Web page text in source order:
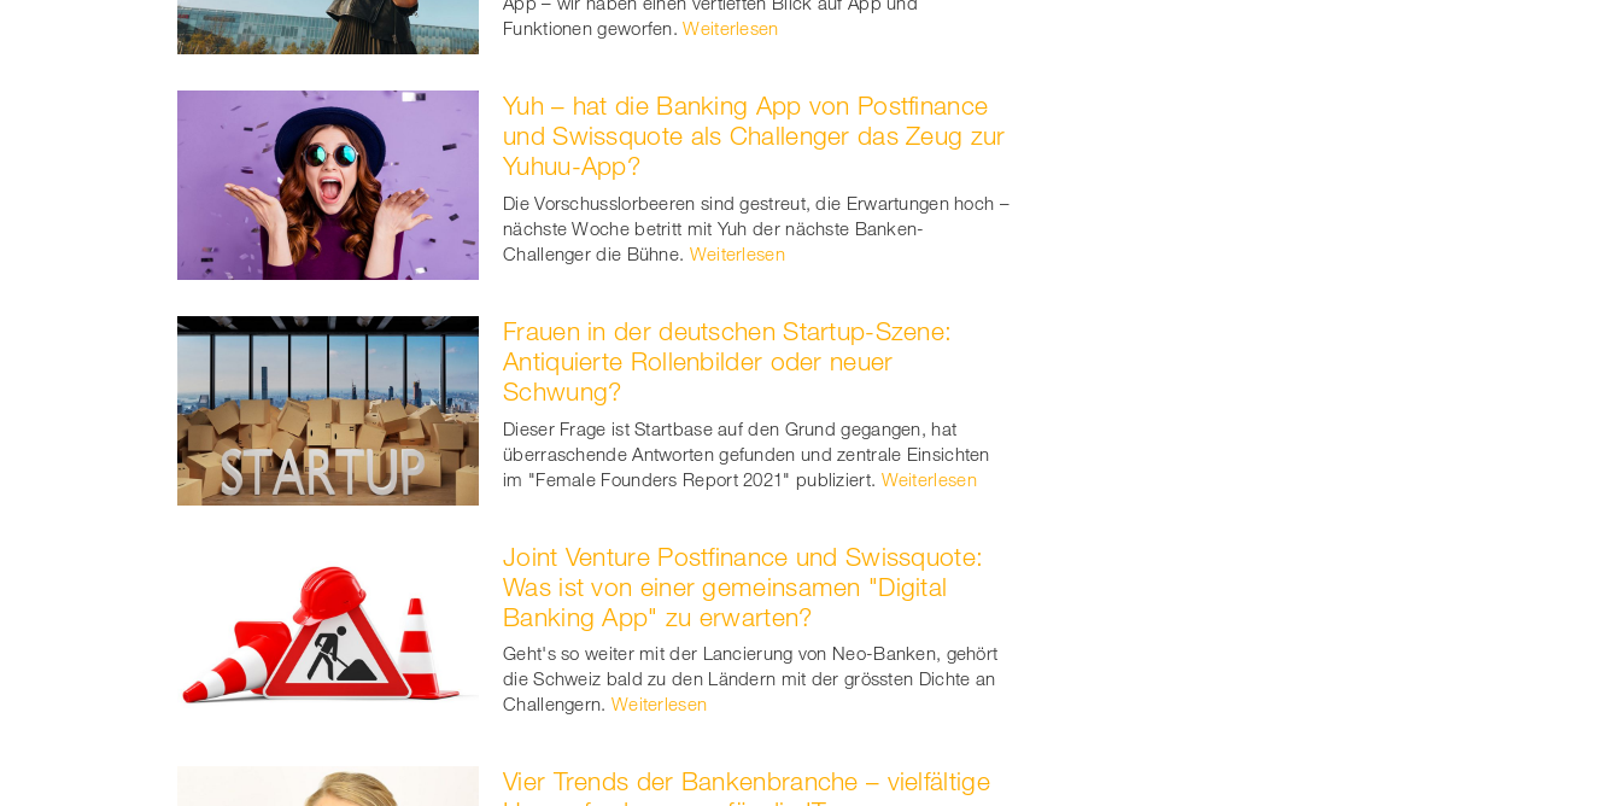
Funktionen geworfen. Weiterlesen
Yuh – hat die Banking App von Postfinance
und Swissquote als Challenger das Zeug zur
Yuhuu-App?
Die Vorschusslorbeeren sind gestreut, die Erwartungen hoch –
nächste Woche betritt mit Yuh der nächste Banken-
Challenger die Bühne. Weiterlesen
Frauen in der deutschen Startup-Szene:
Antiquierte Rollenbilder oder neuer
Schwung?
Dieser Frage ist Startbase auf den Grund gegangen, hat
überraschende Antworten gefunden und zentrale Einsichten
im "Female Founders Report 2021" publiziert. Weiterlesen
Joint Venture Postfinance und Swissquote:
Was ist von einer gemeinsamen "Digital
Banking App" zu erwarten?
Geht's so weiter mit der Lancierung von Neo-Banken, gehört
die Schweiz bald zu den Ländern mit der grössten Dichte an
Challengern. Weiterlesen
Vier Trends der Bankenbranche – vielfältige